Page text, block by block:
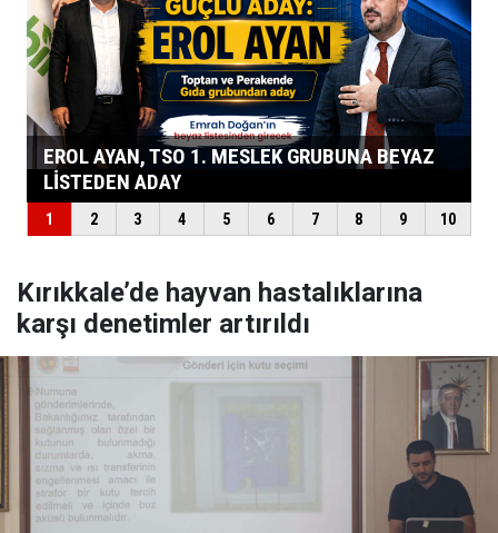
Kırıkkale’de hayvan hastalıklarına
karşı denetimler artırıldı